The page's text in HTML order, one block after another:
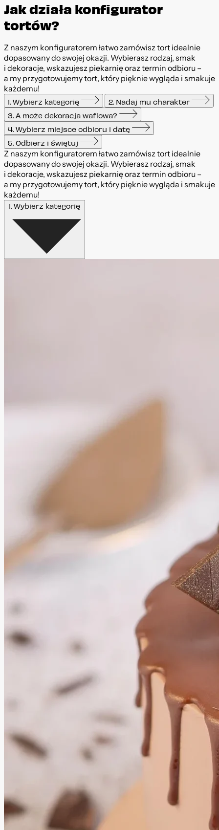
Jak działa konfigurator
tortów?
Z naszym konfiguratorem łatwo zamówisz tort idealnie
dopasowany do swojej okazji. Wybierasz rodzaj, smak
i dekoracje, wskazujesz piekarnię oraz termin odbioru –
a my przygotowujemy tort, który pięknie wygląda i smakuje
każdemu!
1. Wybierz kategorię
2. Nadaj mu charakter
3. A może dekoracja waflowa?
4. Wybierz miejsce odbioru i datę
5. Odbierz i świętuj
Z naszym konfiguratorem łatwo zamówisz tort idealnie
dopasowany do swojej okazji. Wybierasz rodzaj, smak
i dekoracje, wskazujesz piekarnię oraz termin odbioru –
a my przygotowujemy tort, który pięknie wygląda i smakuje
każdemu!
1. Wybierz kategorię